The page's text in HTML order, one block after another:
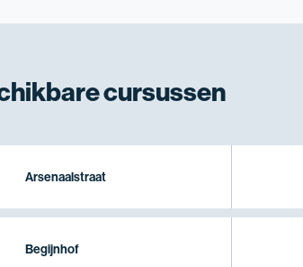
cursussen
Arsenaalstraat
Begijnhof